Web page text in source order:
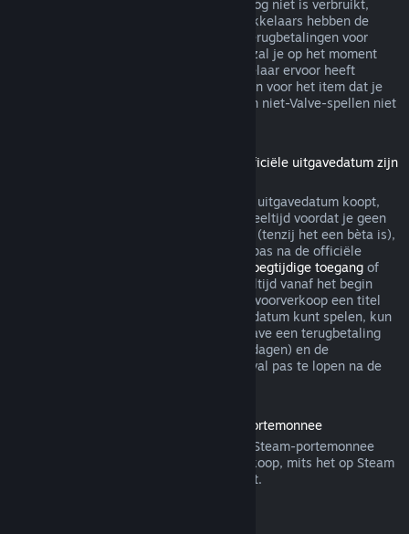
na aankoop, zolang het item in het spel nog niet is verbruikt,
gewijzigd of overgedragen. Andere ontwikkelaars hebben de
mogelijkheid op deze voorwaarden ook terugbetalingen voor
items in hun spel in te schakelen. Steam zal je op het moment
van aankoop vertellen of de spelontwikkelaar ervoor heeft
gekozen om terugbetalingen aan te bieden voor het item dat je
koopt. Anders zijn aankopen in het spel in niet-Valve-spellen niet
Terugbetalingen voor titels die vóór de officiële uitgavedatum zijn
Als je een titel op Steam vóór de officiële uitgavedatum koopt,
geldt de limiet van maximaal twee uur speeltijd voordat je geen
recht meer hebt op een terugbetaling wel (tenzij het een bèta is),
maar de bedenktijd van 14 dagen begint pas na de officiële
Vroegtijdige toegangof
koopt, telt alle speeltijd vanaf het begin
mee voor de limiet van 2 uur. Als je in de voorverkoop een titel
koopt die je niet voor de officiële uitgavedatum kunt spelen, kun
je op ieder gewenst moment voor de uitgave een terugbetaling
aanvragen. De standaard bedenktijd (14 dagen) en de
speeltijdlimiet (2 uur) beginnen in dat geval pas te lopen na de
Terugbetalingen van saldo in de Steam-portemonnee
Je kunt een terugbetaling van saldo in je Steam-portemonnee
aanvragen binnen veertien dagen na aankoop, mits het op Steam
is gekocht en je er niets van hebt gebruikt.